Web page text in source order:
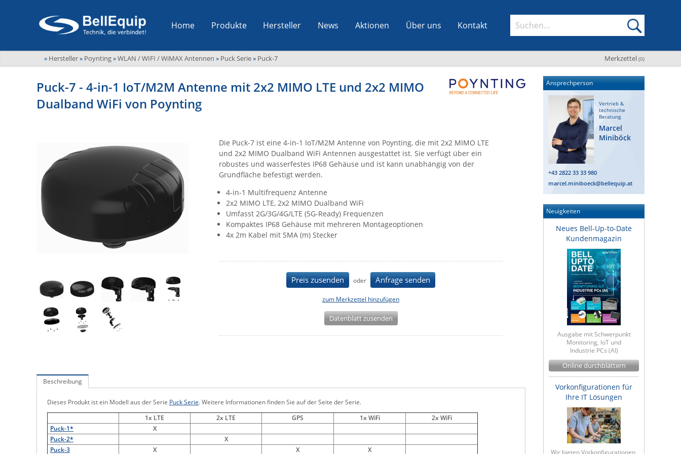
Home Produkte Hersteller News Aktionen Über uns Kontakt
Merkzettel (0)
» Hersteller» Poynting»WLAN / WIFI / WiMAX Antennen » Puck Serie» Puck-7
Puck-7 - 4-in-1 IoT/M2M Antenne mit 2x2 MIMO LTE und 2x2 MIMO
Dualband WiFi von Poynting
Die Puck-7 ist eine 4-in-1 IoT/M2M Antenne von Poynting, die mit 2x2 MIMO LTE
und 2x2 MIMO Dualband WiFi Antennen ausgestattet ist. Sie verfügt über ein
robustes und wasserfestes IP68 Gehäuse und ist kann unabhängig von der
Grundfläche befestigt werden.
4-in-1 Multifrequenz Antenne
2x2 MIMO LTE, 2x2 MIMO Dualband WiFi
Umfasst 2G/3G/4G/LTE (5G-Ready) Frequenzen
Kompaktes IP68 Gehäuse mit mehreren Montageoptionen
4x 2m Kabel mit SMA (m) Stecker
Preis zusenden oder Anfrage senden
zum Merkzettel hinzufügen
Datenblatt zusenden
Beschreibung
Dieses Produkt ist ein Modell aus der Serie Puck Serie. Weitere Informationen finden Sie auf der Seite der Serie.
1x LTE
2x LTE GPS 1x WiFi
2x WiFi
Puck-1*
X
Puck-2*
X
Puck-3
X X
X
Ansprechperson
Vertrieb &
technische
Beratung
Marcel
Miniböck
+43 2822 33 33 980
marcel.miniboeck@bellequip.at
Neuigkeiten
Neues Bell-Up-to-Date
Kundenmagazin
Ausgabe mit Schwerpunkt
Monitoring, IoT und
Industrie PCs (AI)
Online durchblättern
Vorkonfigurationen für
Ihre IT Lösungen